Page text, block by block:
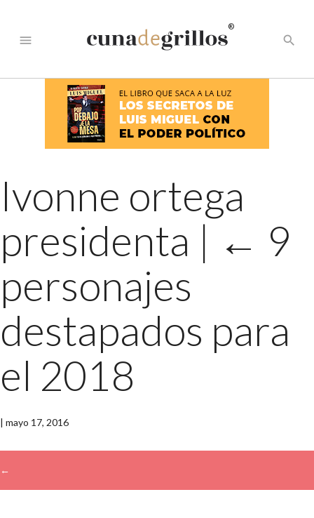
menu
®
search
Ivonne ortega
presidenta | ← 9
personajes
destapados para
el 2018
| mayo 17, 2016
←